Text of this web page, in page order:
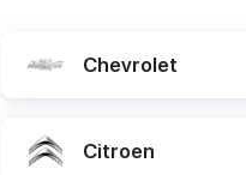
Chevrolet
Citroen